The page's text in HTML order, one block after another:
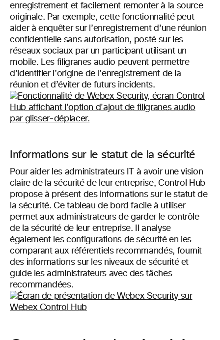
enregistrement et facilement remonter à la source
originale. Par exemple, cette fonctionnalité peut
aider à enquêter sur l’enregistrement d’une réunion
confidentielle sans autorisation, posté sur les
réseaux sociaux par un participant utilisant un
mobile. Les filigranes audio peuvent permettre
d’identifier l’origine de l’enregistrement de la
réunion et d’éviter de futurs incidents.
Informations sur le statut de la sécurité
Pour aider les administrateurs IT à avoir une vision
claire de la sécurité de leur entreprise, Control Hub
propose à présent des informations sur le statut de
la sécurité. Ce tableau de bord facile à utiliser
permet aux administrateurs de garder le contrôle
de la sécurité de leur entreprise. Il analyse
également les configurations de sécurité en les
comparant aux référentiels recommandés, fournit
des informations sur les niveaux de sécurité et
guide les administrateurs avec des tâches
recommandées.